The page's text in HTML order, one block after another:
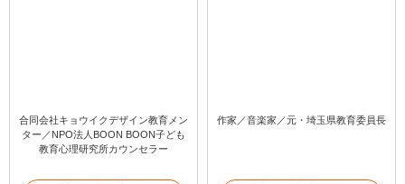
合同会社キョウイクデザイン教育メン
ター／NPO法人BOON BOON子ども
教育心理研究所カウンセラー
作家／音楽家／元・埼玉県教育委員長